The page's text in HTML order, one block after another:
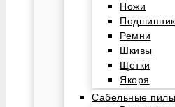
Ножи
Ремни
Шкивы
Щетки
Якоря
Сабельные пилы